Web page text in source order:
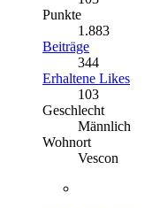
Punkte
1.883
Beiträge
344
Erhaltene Likes
103
Geschlecht
Männlich
Wohnort
Vescon